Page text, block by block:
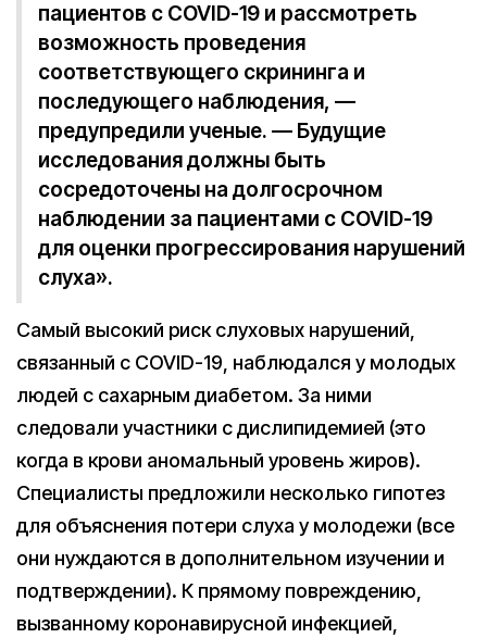
пациентов с COVID-19 и рассмотреть
возможность проведения
соответствующего скрининга и
последующего наблюдения, —
предупредили ученые. — Будущие
исследования должны быть
сосредоточены на долгосрочном
наблюдении за пациентами с COVID-19
для оценки прогрессирования нарушений
слуха».
Самый высокий риск слуховых нарушений,
связанный с COVID-19, наблюдался у молодых
людей с сахарным диабетом. За ними
следовали участники с дислипидемией (это
когда в крови аномальный уровень жиров).
Специалисты предложили несколько гипотез
для объяснения потери слуха у молодежи (все
они нуждаются в дополнительном изучении и
подтверждении). К прямому повреждению,
вызванному коронавирусной инфекцией,